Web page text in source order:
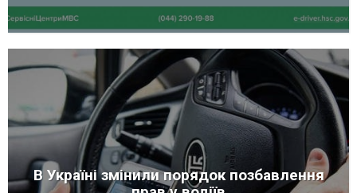
В Україні змінили порядок позбавлення